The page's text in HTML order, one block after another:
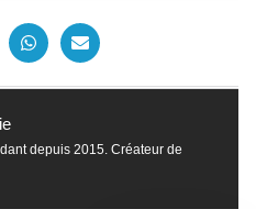
depuis 2015. Créateur de